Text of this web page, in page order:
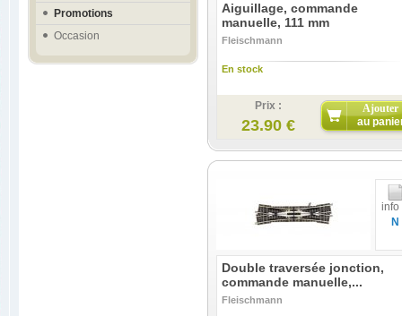
Promotions
Occasion
Aiguillage, commande
manuelle, 111 mm
Fleischmann
En stock
Prix :
23.90 €
Ajouter
au
info
N
Double traversée jonction,
commande manuelle,...
Fleischmann